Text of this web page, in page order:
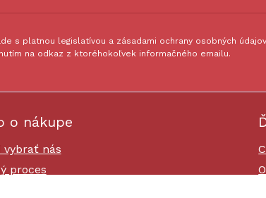
s platnou legislatívou a zásadami ochrany osobných
na odkaz z ktoréhokoľvek informačného emailu.
o nákupe
vybrať nás
proces